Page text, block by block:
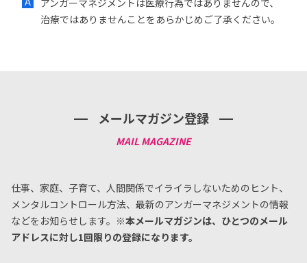
アンガーマネジメントは医療行為ではありませんので、
治療ではありませんことをあらかじめご了承ください。
メールマガジン登録
仕事、家庭、子育て、人間関係でイライラしないためのヒント、
メンタルコントロール方法、 最新のアンガーマネジメントの情報
などをお知らせします。 ※本メールマガジンは、ひとつのメール
アドレスに対し1回限りの登録になります。